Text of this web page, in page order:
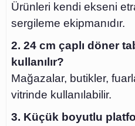
Ürünleri kendi ekseni
sergileme ekipmanıdır.
2. 24 cm çaplı döner
kullanılır?
Mağazalar, butikler,
vitrinde kullanılabilir.
3. Küçük boyutlu